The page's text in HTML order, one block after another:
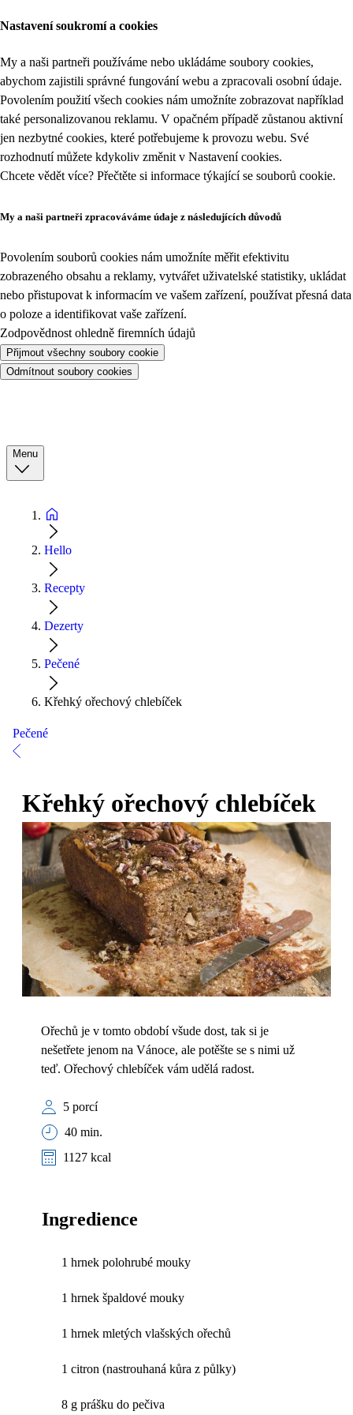
Nastavení soukromí a cookies
My a naši partneři používáme nebo ukládáme soubory cookies,
abychom zajistili správné fungování webu a zpracovali osobní údaje.
Povolením použití všech cookies nám umožníte zobrazovat například
také personalizovanou reklamu. V opačném případě zůstanou aktivní
jen nezbytné cookies, které potřebujeme k provozu webu. Své
rozhodnutí můžete kdykoliv změnit v Nastavení cookies.
Chcete vědět více? Přečtěte si informace týkající se souborů cookie.
My a naši partneři zpracováváme údaje z následujících důvodů
Povolením souborů cookies nám umožníte měřit efektivitu
zobrazeného obsahu a reklamy, vytvářet uživatelské statistiky, ukládat
nebo přistupovat k informacím ve vašem zařízení, používat přesná data
o poloze a identifikovat vaše zařízení.
Zodpovědnost ohledně firemních údajů
Přijmout všechny soubory cookie
Odmítnout soubory cookies
Menu
Hello
Recepty
Dezerty
Pečené
Křehký ořechový chlebíček
Pečené
Křehký ořechový chlebíček
Ořechů je v tomto období všude dost, tak si je
nešetřete jenom na Vánoce, ale potěšte se s nimi už
teď. Ořechový chlebíček vám udělá radost.
5 porcí
40 min.
1127 kcal
Ingredience
1 hrnek polohrubé mouky
1 hrnek špaldové mouky
1 hrnek mletých vlašských ořechů
1 citron (nastrouhaná kůra z půlky)
8 g prášku do pečiva